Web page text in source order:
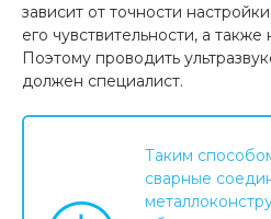
зависит от точности
его чувствительности, а
Поэтому проводить
должен специалист.
Таким
сварные